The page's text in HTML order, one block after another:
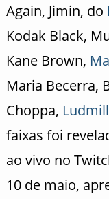
Again, Jimin, do
Kodak Black,
Kane Brown,
Maria Becerra,
Choppa,
faixas foi
ao vivo no
10 de maio,